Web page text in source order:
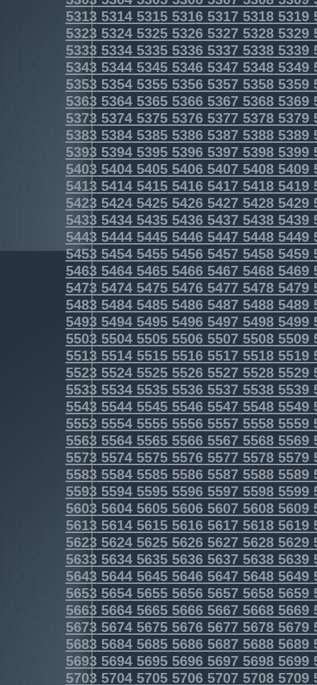
5313531453155316531753185319
5323532453255326532753285329
5333533453355336533753385339
5343534453455346534753485349
5353535453555356535753585359
5363536453655366536753685369
5373537453755376537753785379
5383538453855386538753885389
5393539453955396539753985399
5403540454055406540754085409
5413541454155416541754185419
5423542454255426542754285429
5433543454355436543754385439
5443544454455446544754485449
5453545454555456545754585459
5463546454655466546754685469
5473547454755476547754785479
5483548454855486548754885489
5493549454955496549754985499
5503550455055506550755085509
5513551455155516551755185519
5523552455255526552755285529
5533553455355536553755385539
5543554455455546554755485549
5553555455555556555755585559
5563556455655566556755685569
5573557455755576557755785579
5583558455855586558755885589
5593559455955596559755985599
5603560456055606560756085609
5613561456155616561756185619
5623562456255626562756285629
5633563456355636563756385639
5643564456455646564756485649
5653565456555656565756585659
5663566456655666566756685669
5673567456755676567756785679
5683568456855686568756885689
5693569456955696569756985699
5703570457055706570757085709